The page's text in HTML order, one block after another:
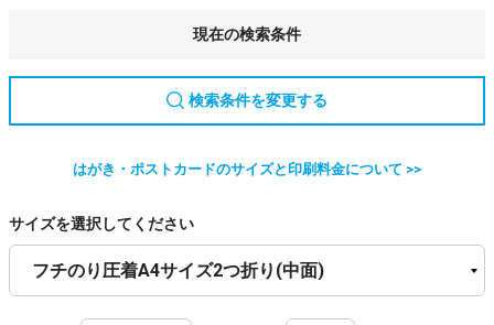
現在の検索条件
検索条件を変更する
はがき・ポストカードのサイズと印刷料金について >>
サイズを選択してください